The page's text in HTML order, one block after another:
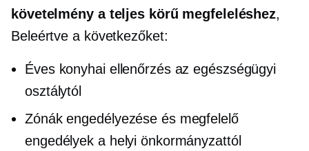
követelmény a teljes körű megfeleléshez,
Beleértve a következőket:
Éves konyhai ellenőrzés az egészségügyi
osztálytól
Zónák engedélyezése és megfelelő
engedélyek a helyi önkormányzattól